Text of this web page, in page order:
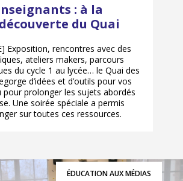
: à la
du Quai
Exposition, rencontres avec des
ateliers makers, parcours
du cycle 1 au lycée… le Quai des
d’idées et d’outils pour vos
prolonger les sujets abordés
Une soirée spéciale a permis
sur toutes ces ressources.
ÉDUCATION AUX MÉDIAS